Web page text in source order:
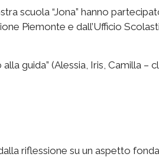
scuola “Jona” hanno
Piemonte e dall’Ufficio
guida” (Alessia, Iris, Camilla –
riflessione su un aspetto